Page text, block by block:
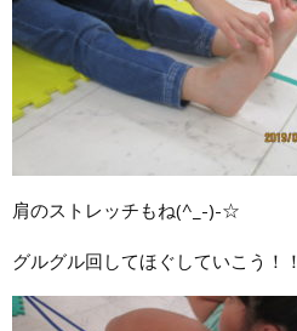
肩のストレッチもね(^_-)-☆
グルグル回してほぐしていこう！！